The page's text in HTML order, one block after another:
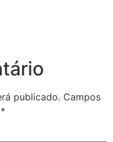
publicado. Campos
*